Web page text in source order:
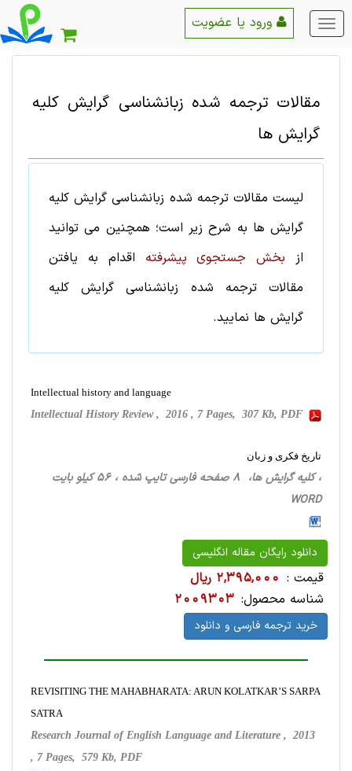
منو
اصلی
مقالات ترجمه شده زبانشناسی گرایش کلیه
گرایش ها
لیست مقالات ترجمه شده زبانشناسیگرایش کلیه
گرایش ها به شرح زیر است؛ همچنین می توانید
از بخش جستجوی پیشرفته اقدام به یافتن
مقالات ترجمه شده
زبانشناسیگرایش کلیه
گرایش ها نمایید.
Intellectual history and language
Intellectual History Review , 2016 , 7 Pages, 307 Kb, PDF
تاریخ فکری و زبان
، کلیه گرایش ها، 8 صفحه فارسی تایپ شده ، 56 کیلو بایت
WORD
دانلود رایگان مقاله انگلیسی
قیمت : 2,395,000 ریال
شناسه محصول: 2009303
خرید ترجمه فارسی و دانلود
REVISITING THE MAHABHARATA: ARUN KOLATKAR’S SARPA
SATRA
Research Journal of English Language and Literature , 2013
, 7 Pages, 579 Kb, PDF